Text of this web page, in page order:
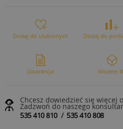
Dodaj do ulubionych Dodaj do
Gwarancja Modele
Chcesz dowiedzieć się więcej
Zadzwoń do naszego
535 410 810/ 535 410 808